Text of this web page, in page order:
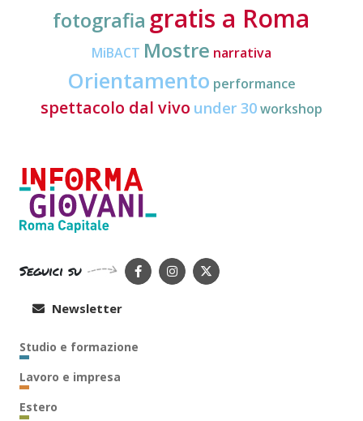
fotografia gratis a Roma
MiBACT Mostre narrativa
Orientamento performance
spettacolo dal vivo under 30workshop
Seguici su
Newsletter
Studio e formazione
Lavoro e impresa
Estero